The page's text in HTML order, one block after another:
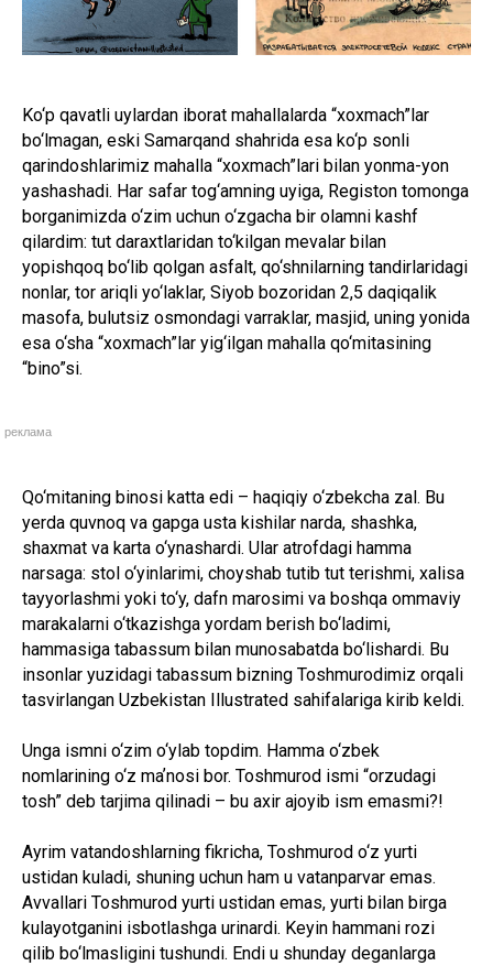
Ko‘p qavatli uylardan iborat mahallalarda “xoxmach”lar
bo‘lmagan, eski Samarqand shahrida esa ko‘p sonli
qarindoshlarimiz mahalla “xoxmach”lari bilan yonma-yon
yashashadi. Har safar tog‘amning uyiga, Registon tomonga
borganimizda o‘zim uchun o‘zgacha bir olamni kashf
qilardim: tut daraxtlaridan to‘kilgan mevalar bilan
yopishqoq bo‘lib qolgan asfalt, qo‘shnilarning tandirlaridagi
nonlar, tor ariqli yo‘laklar, Siyob bozoridan 2,5 daqiqalik
masofa, bulutsiz osmondagi varraklar, masjid, uning yonida
esa o‘sha “xoxmach”lar yig‘ilgan mahalla qo‘mitasining
“bino”si.
реклама
Qo‘mitaning binosi katta edi – haqiqiy o‘zbekcha zal. Bu
yerda quvnoq va gapga usta kishilar narda, shashka,
shaxmat va karta o‘ynashardi. Ular atrofdagi hamma
narsaga: stol o‘yinlarimi, choyshab tutib tut terishmi, xalisa
tayyorlashmi yoki to‘y, dafn marosimi va boshqa ommaviy
marakalarni o‘tkazishga yordam berish bo‘ladimi,
hammasiga tabassum bilan munosabatda bo‘lishardi. Bu
insonlar yuzidagi tabassum bizning Toshmurodimiz orqali
tasvirlangan Uzbekistan Illustrated sahifalariga kirib keldi.
Unga ismni o‘zim o‘ylab topdim. Hamma o‘zbek
nomlarining o‘z maʼnosi bor. Toshmurod ismi “orzudagi
tosh” deb tarjima qilinadi – bu axir ajoyib ism emasmi?!
Ayrim vatandoshlarning fikricha, Toshmurod o‘z yurti
ustidan kuladi, shuning uchun ham u vatanparvar emas.
Avvallari Toshmurod yurti ustidan emas, yurti bilan birga
kulayotganini isbotlashga urinardi. Keyin hammani rozi
qilib bo‘lmasligini tushundi. Endi u shunday deganlarga